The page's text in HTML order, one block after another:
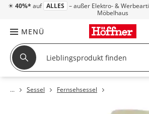
☀ 40%* auf ALLES – außer Elektro- &
Möbelhaus
MENÜ
Sessel Fernsehsessel